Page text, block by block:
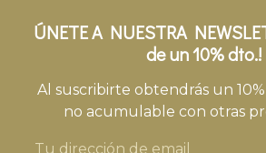
ÚNETE A NUESTRA
de un 10% dto.!
Al suscribirte obtendrás un
no acumulable con otras